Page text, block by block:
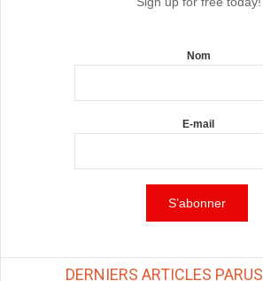
Nom
E-mail
DERNIERS ARTICLES PARUS